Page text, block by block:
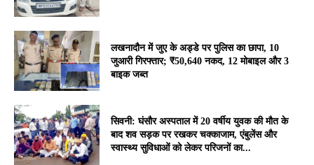
लखनादौन में जुए के अड्डे पर पुलिस का छापा, 10
जुआरी गिरफ्तार; ₹50,640 नकद, 12 मोबाइल और 3
बाइक जब्त
सिवनी: घंसौर अस्पताल में 20 वर्षीय युवक की मौत के
बाद शव सड़क पर रखकर चक्काजाम, एंबुलेंस और
स्वास्थ्य सुविधाओं को लेकर परिजनों का...